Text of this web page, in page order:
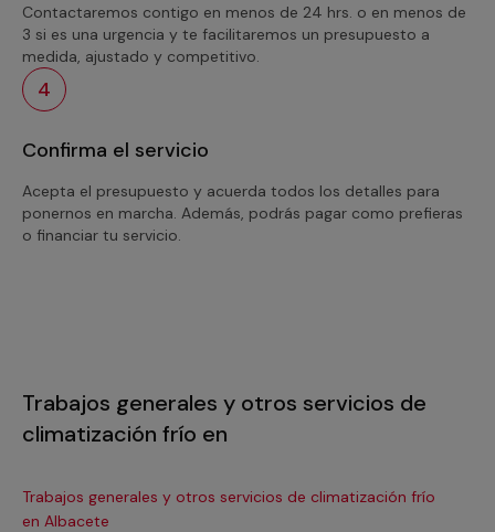
Contactaremos contigo en menos de 24 hrs. o en menos de
3 si es una urgencia y te facilitaremos un presupuesto a
medida, ajustado y competitivo.
4
Confirma el servicio
Acepta el presupuesto y acuerda todos los detalles para
ponernos en marcha. Además, podrás pagar como prefieras
o financiar tu servicio.
Trabajos generales y otros servicios de
climatización frío en
Trabajos generales y otros servicios de climatización frío
en Albacete